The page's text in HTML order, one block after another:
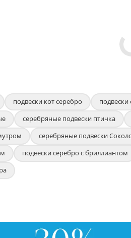
подвески кот серебро
серебряные подвески птичка
серебряные подвески
подвески серебро с бриллиантом